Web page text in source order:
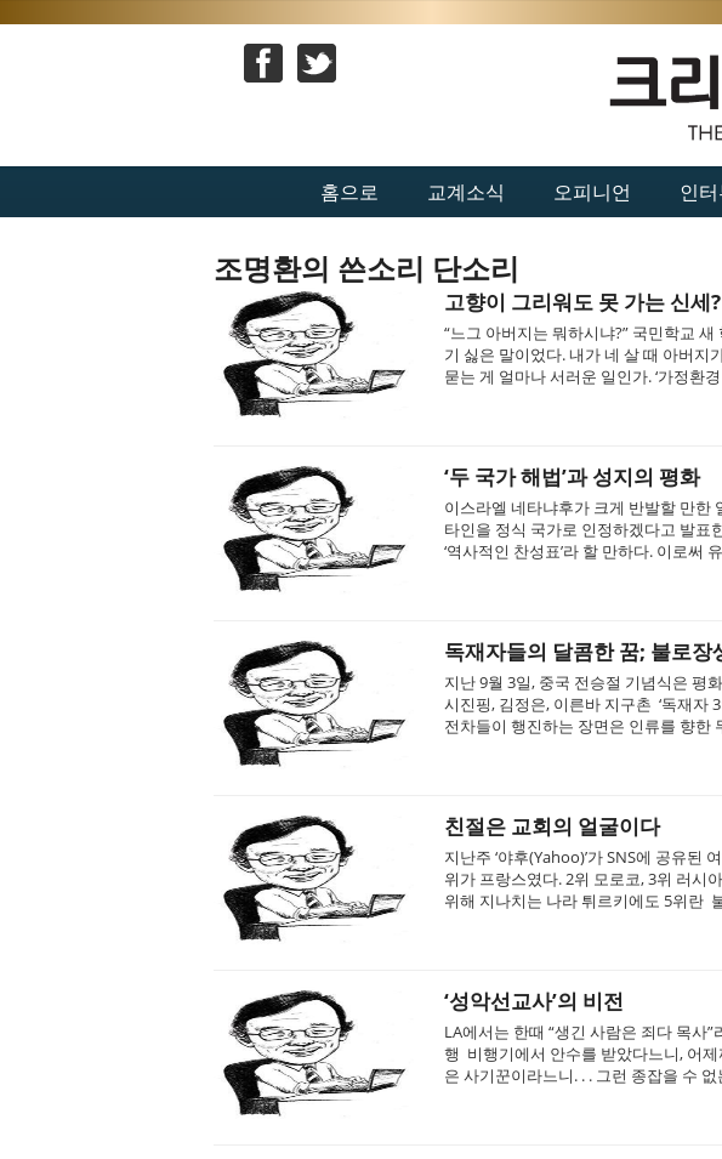
홈으로 교계소식 오피니언 인
조명환의 쓴소리 단소리
고향이 그리워도 못 가는 신세?
“느그 아버지는 뭐하시냐?” 국민학교
기 싫은 말이었다. 내가 네 살 때 아버지
묻는 게 얼마나 서러운 일인가. ‘가정환
‘두 국가 해법’과 성지의 평화
이스라엘 네타냐후가 크게 반발할 만한
타인을 정식 국가로 인정하겠다고 발표
‘역사적인 찬성표’라 할 만하다. 이로써
독재자들의 달콤한 꿈; 불로장
지난 9월 3일, 중국 전승절 기념식은 평
시진핑, 김정은, 이른바 지구촌 ‘독재자
전차들이 행진하는 장면은 인류를 향한
친절은 교회의 얼굴이다
지난주 ‘야후(Yahoo)’가 SNS에 공유된
위가 프랑스였다. 2위 모로코, 3위 러시
위해 지나치는 나라 튀르키에도 5위란
‘성악선교사’의 비전
LA에서는 한때 “생긴 사람은 죄다 목사
행 비행기에서 안수를 받았다느니, 어
은 사기꾼이라느니. . . 그런 종잡을 수